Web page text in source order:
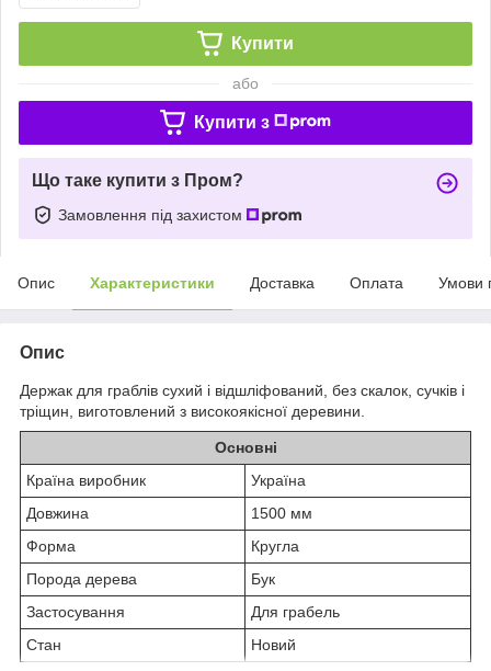
Купити
або
Купити з
Що таке купити з Пром?
Замовлення під захистом
Опис Характеристики Доставка Оплата Умови
Опис
Держак для граблів сухий і відшліфований, без скалок, сучків і
тріщин, виготовлений з високоякісної деревини.
Основні
Країна виробник
Україна
Довжина
1500 мм
Форма
Кругла
Порода дерева
Бук
Застосування
Для грабель
Стан
Новий